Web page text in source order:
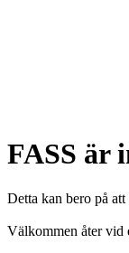
FASS är
Detta kan bero på
Välkommen åter vid